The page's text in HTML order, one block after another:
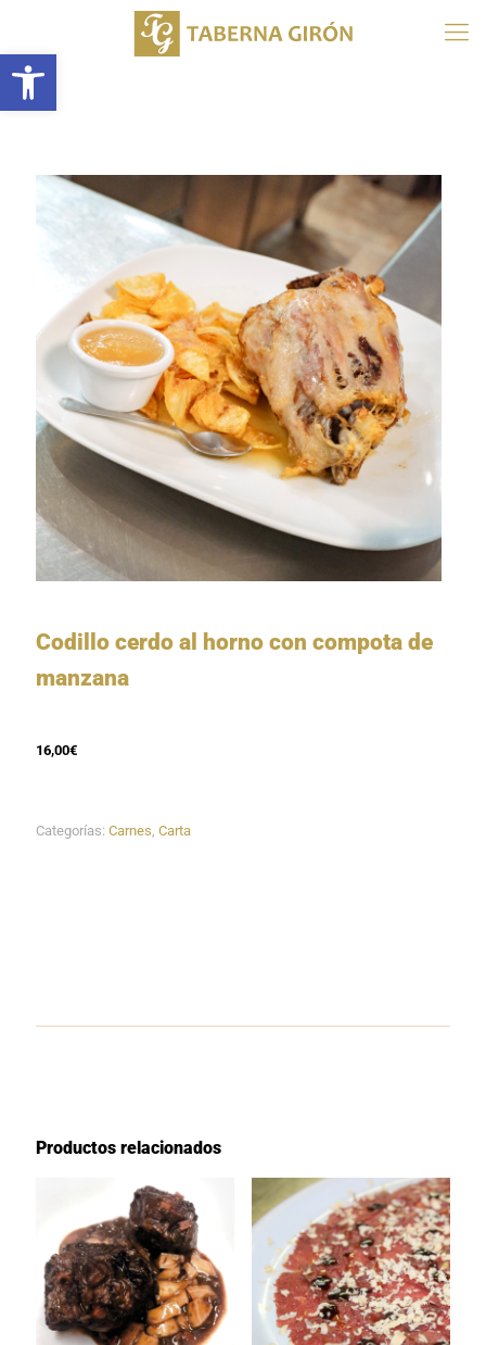
Abrir barra de herramientas
Codillo cerdo al horno con compota de
manzana
16,00€
Categorías: Carnes, Carta
Productos relacionados